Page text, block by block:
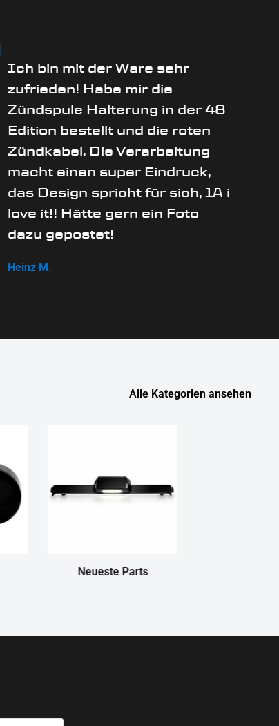
Ich bin mit der Ware sehr
zufrieden! Habe mir die
Zündspule Halterung in der 48
Edition bestellt und die roten
Zündkabel. Die Verarbeitung
macht einen super Eindruck,
das Design spricht für sich, 1A i
love it!! Hätte gern ein Foto
dazu gepostet!
Heinz M.
Alle Kategorien ansehen
Neueste Parts